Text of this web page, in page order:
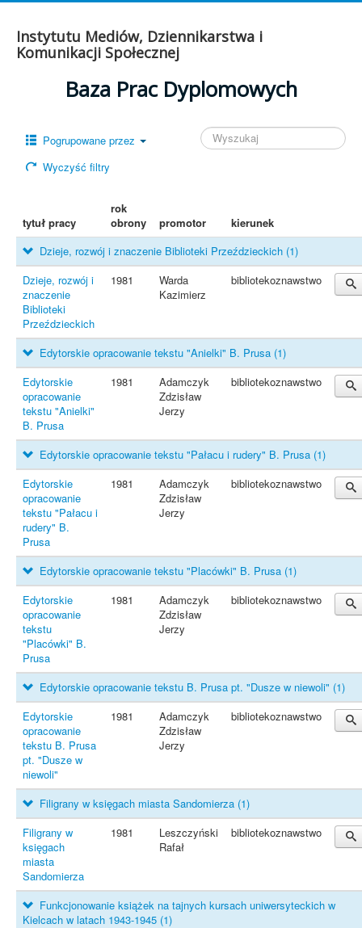
Instytutu Mediów, Dziennikarstwa i
Komunikacji Społecznej
Baza Prac Dyplomowych
Pogrupowane przez
Wyczyść filtry
tytuł pracy
rok
obrony
promotor kierunek
Dzieje, rozwój i znaczenie Biblioteki Przeździeckich (1)
Dzieje, rozwój i
znaczenie
Biblioteki
Przeździeckich
1981
Warda
Kazimierz
bibliotekoznawstwo
Edytorskie opracowanie tekstu "Anielki" B. Prusa (1)
Edytorskie
opracowanie
tekstu "Anielki"
B. Prusa
1981
Adamczyk
Zdzisław
Jerzy
bibliotekoznawstwo
Edytorskie opracowanie tekstu "Pałacu i rudery" B. Prusa (1)
Edytorskie
opracowanie
tekstu "Pałacu i
rudery" B.
Prusa
1981
Adamczyk
Zdzisław
Jerzy
bibliotekoznawstwo
Edytorskie opracowanie tekstu "Placówki" B. Prusa (1)
Edytorskie
opracowanie
tekstu
"Placówki" B.
Prusa
1981
Adamczyk
Zdzisław
Jerzy
bibliotekoznawstwo
Edytorskie opracowanie tekstu B. Prusa pt. "Dusze w niewoli" (1)
Edytorskie
opracowanie
tekstu B. Prusa
pt. "Dusze w
niewoli"
1981
Adamczyk
Zdzisław
Jerzy
bibliotekoznawstwo
Filigrany w księgach miasta Sandomierza (1)
Filigrany w
księgach
miasta
Sandomierza
1981
Leszczyński
Rafał
bibliotekoznawstwo
Funkcjonowanie książek na tajnych kursach uniwersyteckich w
Kielcach w latach 1943-1945 (1)